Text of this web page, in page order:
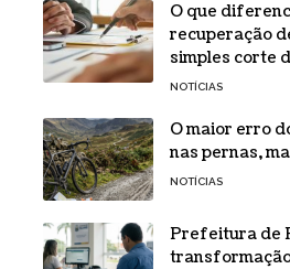
O que
recuperação
simples corte
NOTÍCIAS
O maior erro
nas pernas,
NOTÍCIAS
Prefeitura de